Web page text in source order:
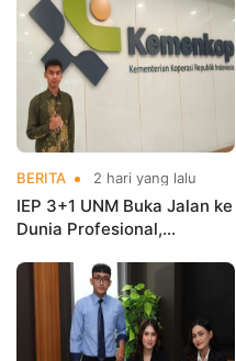
BERITA 2 hari yang lalu
IEP 3+1 UNM Buka Jalan ke
Dunia Profesional,
Kementerian Koperasi